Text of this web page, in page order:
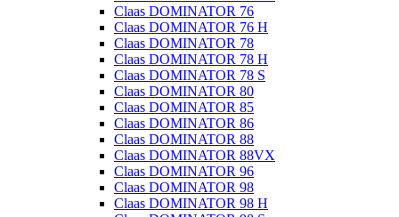
Claas DOMINATOR 76
Claas DOMINATOR 76 H
Claas DOMINATOR 78
Claas DOMINATOR 78 H
Claas DOMINATOR 78 S
Claas DOMINATOR 80
Claas DOMINATOR 85
Claas DOMINATOR 86
Claas DOMINATOR 88
Claas DOMINATOR 88VX
Claas DOMINATOR 96
Claas DOMINATOR 98
Claas DOMINATOR 98 H